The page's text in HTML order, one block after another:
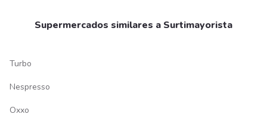
Supermercados similares a Surtimayorista
Turbo
Nespresso
Oxxo